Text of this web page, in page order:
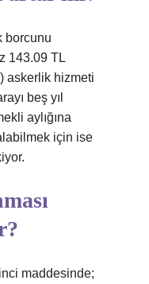
borcunu
143.09 TL
askerlik hizmeti
beş yıl
aylığına
için ise
maddesinde;